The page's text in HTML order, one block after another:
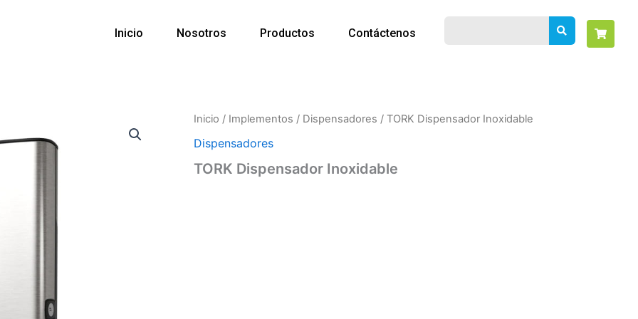
Inicio Nosotros Productos Contáctenos
Inicio / Implementos / Dispensadores / TORK Dispensador Inoxidable
Dispensadores
TORK Dispensador Inoxidable